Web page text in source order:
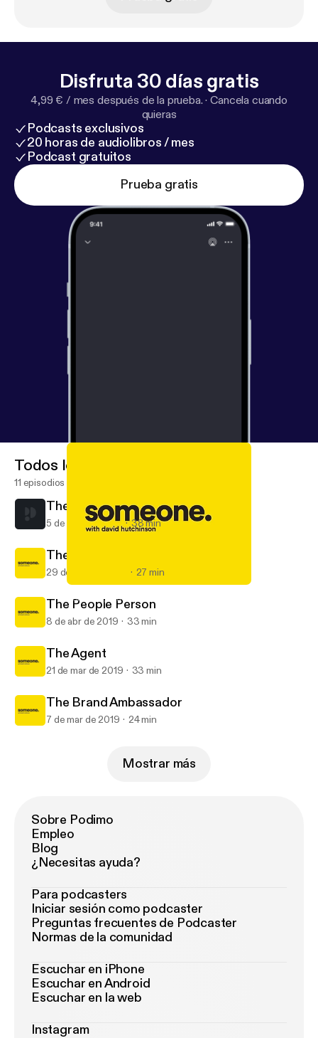
Disfruta 30 días gratis
4,99 € / mes después de la prueba. ·Cancela cuando
quieras
Podcasts exclusivos
20 horas de audiolibros / mes
Podcast gratuitos
Prueba gratis
Someone, with David Hutchinson
Todos los episodios
11 episodios
The Restaurateur
5 de ene de 2020 38 min
The Survivor
29 de may de 2019 27 min
The People Person
8 de abr de 2019 33 min
The Agent
21 de mar de 2019 33 min
The Brand Ambassador
7 de mar de 2019 24 min
Mostrar más
Sobre Podimo
Empleo
Blog
¿Necesitas ayuda?
Para podcasters
Iniciar sesión como podcaster
Preguntas frecuentes de Podcaster
Normas de la comunidad
Escuchar en iPhone
Escuchar en Android
Escuchar en la web
Instagram